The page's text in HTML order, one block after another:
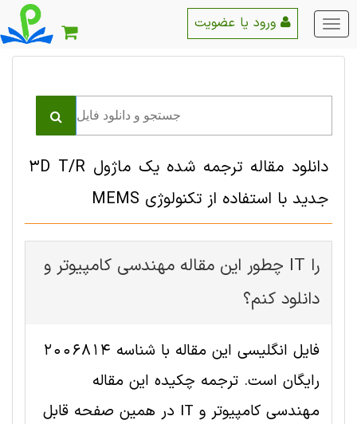
منو
اصلی
دانلود مقاله ترجمه شده یک ماژول 3D T/R
جدید با استفاده از تکنولوژی MEMS
چطور این مقاله مهندسی کامپیوتر و IT را
دانلود کنم؟
فایل انگلیسی این مقاله با شناسه 2006814
رایگان است. ترجمه چکیده این مقاله
مهندسی کامپیوتر و IT در همین صفحه قابل